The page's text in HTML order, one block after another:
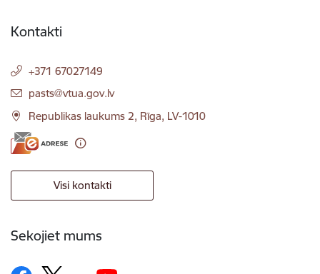
Kontakti
+371 67027149
E-pasts:
pasts@vtua.gov.lv
Republikas laukums 2, Rīga, LV-1010
Visi kontakti
Sekojiet mums